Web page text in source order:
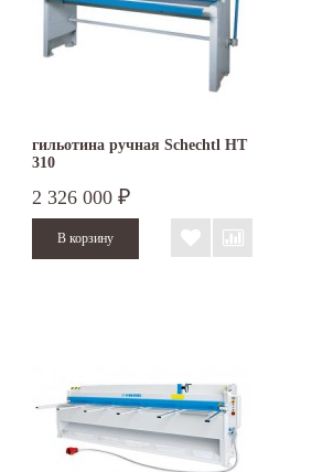
гильотина ручная Schechtl HT
310
2 326 000 ₽